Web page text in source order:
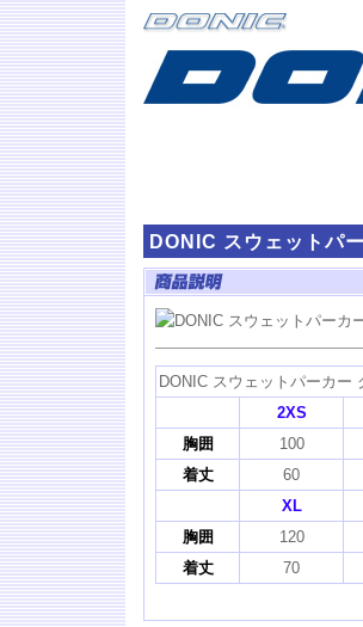
DONIC スウェットパ
DONIC スウェットパーカー
2XS
胸囲
100
着丈
60
XL
胸囲
120
着丈
70